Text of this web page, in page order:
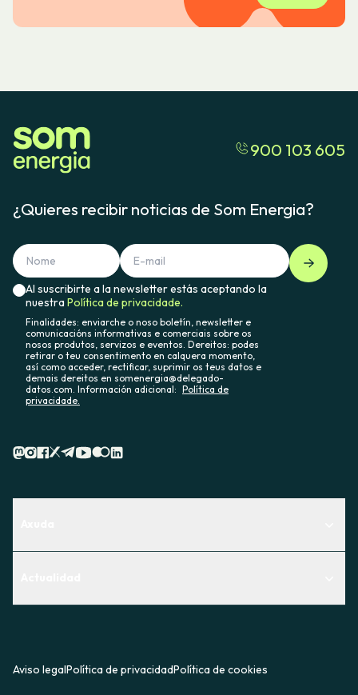
900 103 605
¿Quieres recibir noticias de Som Energia?
Al suscribirte a la newsletter estás aceptando la
nuestraPolítica de privacidade.
Finalidades: enviarche o noso boletín, newsletter e
comunicacións informativas e comerciais sobre os
nosos produtos, servizos e eventos. Dereitos: podes
retirar o teu consentimento en calquera momento,
así como acceder, rectificar, suprimir os teus datos e
demais dereitos en somenergia@delegado-
datos.com. Información adicional: Política de
privacidade.
Prensa
Aviso legalPolítica de privacidadPolítica de cookies